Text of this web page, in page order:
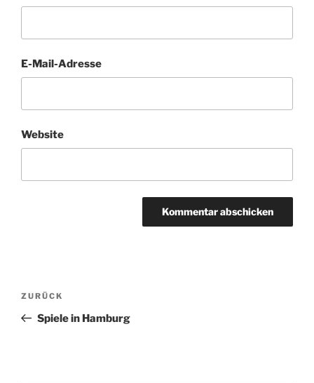
E-Mail-Adresse
Website
Beitragsnavigation
Vorheriger
Beitrag
ZURÜCK
Spiele in Hamburg